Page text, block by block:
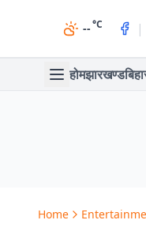
--°C |
होमझारखण्ड
Home